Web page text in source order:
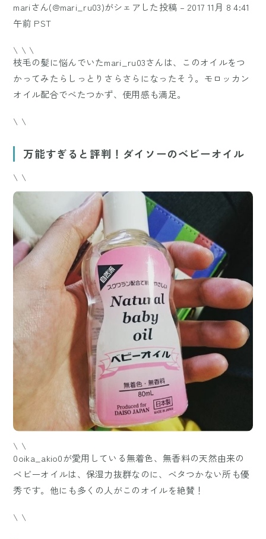
mariさん(@mari_ru03)がシェアした投稿 – 2017 11月 8 4:41
午前 PST
\ \ \
枝毛の髪に悩んでいたmari_ru03さんは、このオイルをつ
かってみたらしっとりさらさらになったそう。モロッカン
オイル配合でべたつかず、使用感も満足。
\ \
万能すぎると評判！ダイソーのベビーオイル
\ \
\ \
0oika_akio0が愛用している無着色、無香料の天然由来の
ベビーオイルは、保湿力抜群なのに、ベタつかない所も優
秀です。他にも多くの人がこのオイルを絶賛！
\ \